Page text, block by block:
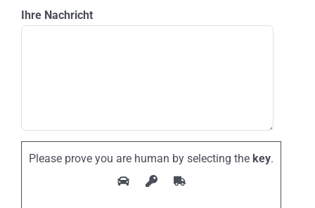
Ihre Nachricht
Please prove you are human by selecting the key.